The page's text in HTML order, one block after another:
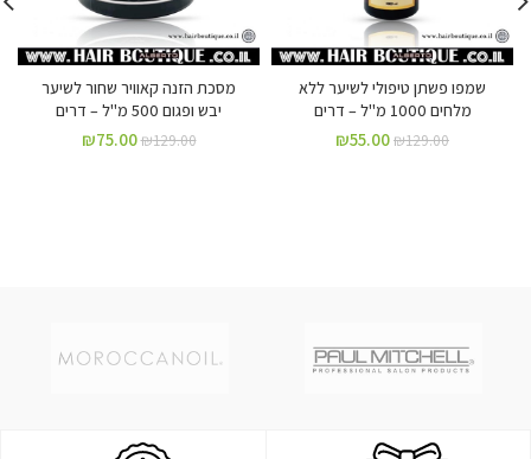
שמפו פשתן טיפולי לשיער ללא
מלחים 1000 מ"ל – דרים
₪129.00
₪55.00
מסכת הזנה קאוויר שחור לשיער
יבש ופגום 500 מ"ל – דרים
₪129.00
₪75.00